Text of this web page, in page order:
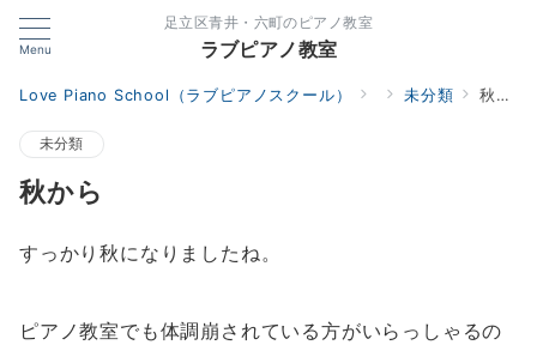
Menu
足立区青井・六町のピアノ教室
ラブピアノ教室
Love Piano School（ラブピアノスクール） 未分類 秋から
未分類
秋から
すっかり秋になりましたね。
ピアノ教室でも体調崩されている方がいらっしゃるの